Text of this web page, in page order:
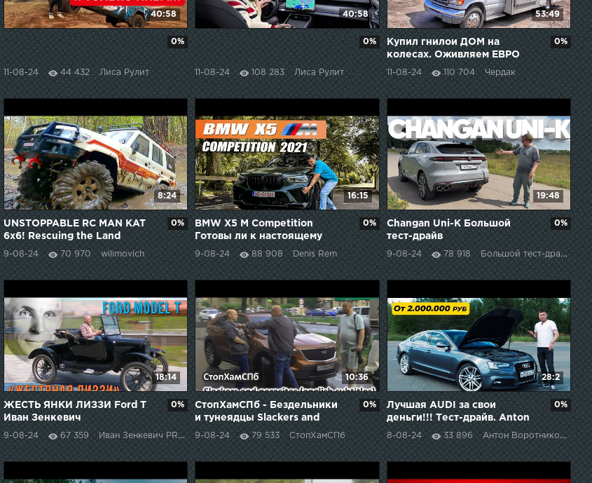
40:58
11-08-24 44 432 Лиса Рулит
0%
40:58
11-08-24 108 283 Лиса Рулит
0%
53:49
Купил гнилои ДОМ на
колесах. Оживляем ЕВРО
ремонтом!
11-08-24 110 704 Чердак
0%
8:24
UNSTOPPABLE RC MAN KAT
6x6! Rescuing the Land
Cruiser from EXTREME Mud!
9-08-24 70 970 wilimovich
0%
16:15
BMW X5 M Competition
Готовы ли к настоящему
адреналину на Nrburgring
9-08-24 88 908 Denis Rem
0%
19:48
Changan Uni-K Большой
тест-драйв
9-08-24 78 918 Большой тест-драйв
0%
18:14
ЖЕСТЬ ЯНКИ ЛИЗЗИ Ford T
Иван Зенкевич
9-08-24 67 359 Иван Зенкевич PRO автомобили
0%
10:36
СтопХамСПб - Бездельники
и тунеядцы Slackers and
parasites english subtitles
9-08-24 79 533 СтопХамСПб
0%
28:2
Лучшая AUDI за свои
деньги!!! Тест-драйв. Anton
Avtoman.
8-08-24 33 896 Антон Воротников
0%